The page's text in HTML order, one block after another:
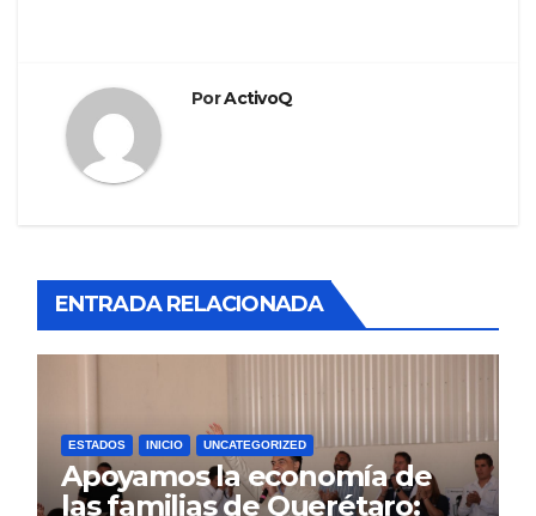
PorActivoQ
ENTRADA RELACIONADA
ESTADOS INICIO UNCATEGORIZED
Apoyamos la economía de
las familias de Querétaro: